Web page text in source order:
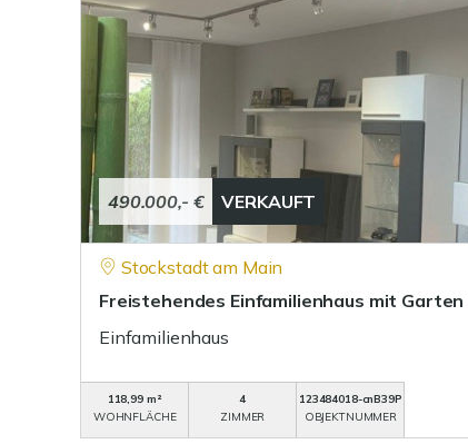
490.000,- € VERKAUFT
Stockstadt am Main
Freistehendes Einfamilienhaus mit
Einfamilienhaus
118,99 m²
WOHNFLÄCHE
4
ZIMMER
123484018-cnB39P
OBJEKTNUMMER